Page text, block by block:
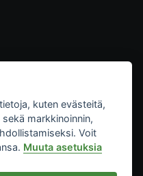
kuten evästeitä,
markkinoinnin,
Voit
Muuta asetuksia